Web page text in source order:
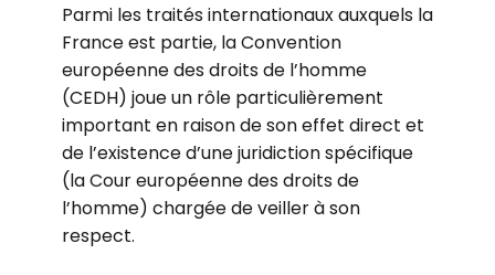
Parmi les traités internationaux auxquels la
France est partie, la Convention
européenne des droits de l’homme
(CEDH) joue un rôle particulièrement
important en raison de son effet direct et
de l’existence d’une juridiction spécifique
(la Cour européenne des droits de
l’homme) chargée de veiller à son
respect.